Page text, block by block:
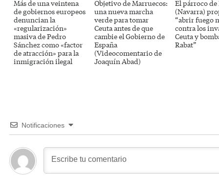
Más de una veintena
de gobiernos europeos
denuncian la
«regularización»
masiva de Pedro
Sánchez como «factor
de atracción» para la
inmigración ilegal
Objetivo de Marruecos:
una nueva marcha
verde para tomar
Ceuta antes de que
cambie el Gobierno de
España
(Videocomentario de
Joaquín Abad)
El párroco
(Navarra)
“abrir fuego
contra los
Ceuta y
Rabat”
Notificaciones